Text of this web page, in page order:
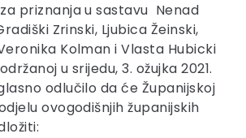
priznanja u sastavu Nenad
Zrinski, Ljubica Žeinski,
Kolman i Vlasta Hubicki
u srijedu, 3. ožujka 2021.
odlučilo da će Županijskoj
ovogodišnjih županijskih